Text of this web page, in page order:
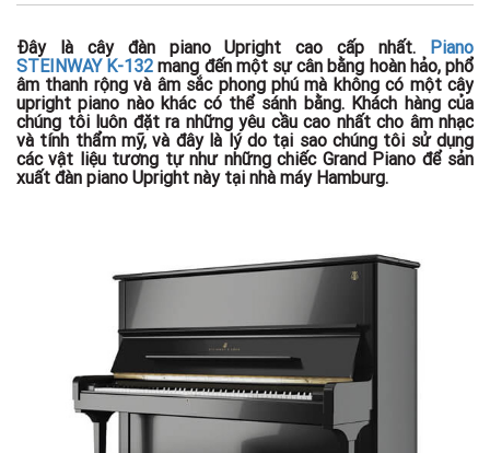
Đây là cây đàn piano Upright cao cấp nhất. Piano
STEINWAY K-132 mang đến một sự cân bằng hoàn hảo, phổ
âm thanh rộng và âm sắc phong phú mà không có một cây
upright piano nào khác có thể sánh bằng. Khách hàng của
chúng tôi luôn đặt ra những yêu cầu cao nhất cho âm nhạc
và tính thẩm mỹ, và đây là lý do tại sao chúng tôi sử dụng
các vật liệu tương tự như những chiếc Grand Piano để sản
xuất đàn piano Upright này tại nhà máy Hamburg.